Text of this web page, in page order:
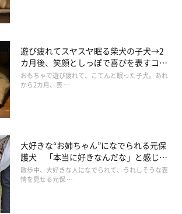
遊び疲れてスヤスヤ眠る柴犬の子犬→2
カ月後、笑顔としっぽで喜びを表すコに
成長！
おもちゃで遊び疲れて、こてんと眠った子犬。あれ
から2カ月、表 …
大好きな“お姉ちゃん”になでられる元保
護犬 「本当に好きなんだな」と感じる
表情にほっこり
散歩中、大好きな人になでられて、うれしそうな表
情を見せる元保 …